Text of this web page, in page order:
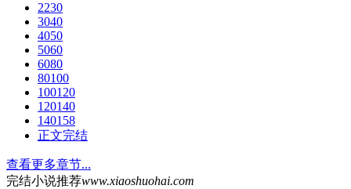
2230
3040
4050
5060
6080
80100
100120
120140
140158
正文完结
查看更多章节...
完结小说推荐www.xiaoshuohai.com